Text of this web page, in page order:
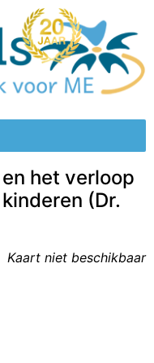
het verloop
(Dr.
Kaart niet beschikbaar